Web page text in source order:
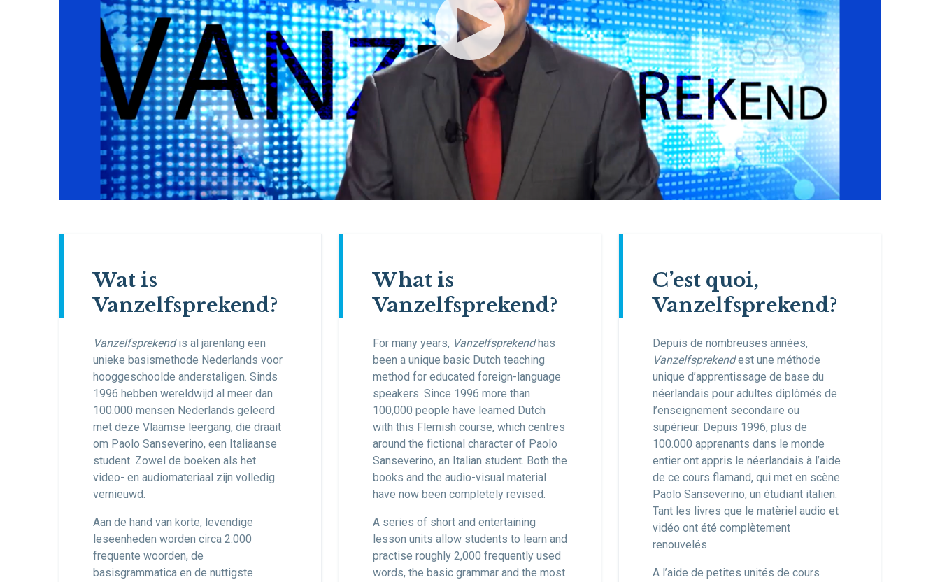
Wat is
Vanzelfsprekend?
Vanzelfsprekendis al jarenlang een
unieke basismethode Nederlands voor
hooggeschoolde anderstaligen. Sinds
1996 hebben wereldwijd al meer dan
100.000 mensen Nederlands geleerd
met deze Vlaamse leergang, die draait
om Paolo Sanseverino, een Italiaanse
student. Zowel de boeken als het
video- en audiomateriaal zijn volledig
vernieuwd.
Aan de hand van korte, levendige
leseenheden worden circa 2.000
frequente woorden, de
basisgrammatica en de nuttigste
What is
Vanzelfsprekend?
For many years, Vanzelfsprekendhas
been a unique basic Dutch teaching
method for educated foreign-language
speakers. Since 1996 more than
100,000 people have learned Dutch
with this Flemish course, which centres
around the fictional character of Paolo
Sanseverino, an Italian student. Both the
books and the audio-visual material
have now been completely revised.
A series of short and entertaining
lesson units allow students to learn and
practise roughly 2,000 frequently used
words, the basic grammar and the most
C’est quoi,
Vanzelfsprekend?
Depuis de nombreuses années,
Vanzelfsprekendest une méthode
unique d’apprentissage de base du
néerlandais pour adultes diplômés de
l’enseignement secondaire ou
supérieur. Depuis 1996, plus de
100.000 apprenants dans le monde
entier ont appris le néerlandais à l’aide
de ce cours flamand, qui met en scène
Paolo Sanseverino, un étudiant italien.
Tant les livres que le matèriel audio et
vidéo ont été complètement
renouvelés.
A l’aide de petites unités de cours